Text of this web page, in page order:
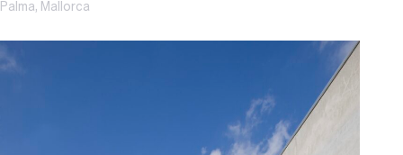
Palma, Mallorca